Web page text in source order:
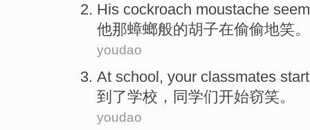
His cockroach moustache
他那蟑螂般的胡子在偷偷地笑。
youdao
At school, your classmates
到了学校 ， 同学们开始窃笑。
youdao